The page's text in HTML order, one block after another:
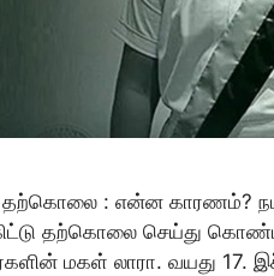
: என்ன காரணம்?
தற்கொலை செய்து கொண்ட
மகள் லாரா. வயது 17.